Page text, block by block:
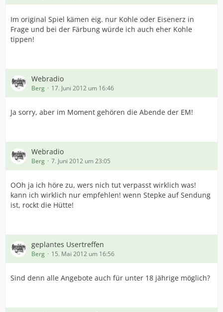
Im original Spiel kämen eig. nur Kohle oder Eisenerz in
Frage und bei der Färbung würde ich auch eher Kohle
tippen!
Webradio
Berg 17. Juni 2012 um 16:46
Ja sorry, aber im Moment gehören die Abende der EM!
Webradio
Berg 7. Juni 2012 um 23:05
OOh ja ich höre zu, wers nich tut verpasst wirklich was!
kann ich wirklich nur empfehlen! wenn Stepke auf Sendung
ist, rockt die Hütte!
geplantes Usertreffen
Berg 15. Mai 2012 um 16:56
Sind denn alle Angebote auch für unter 18 jährige möglich?